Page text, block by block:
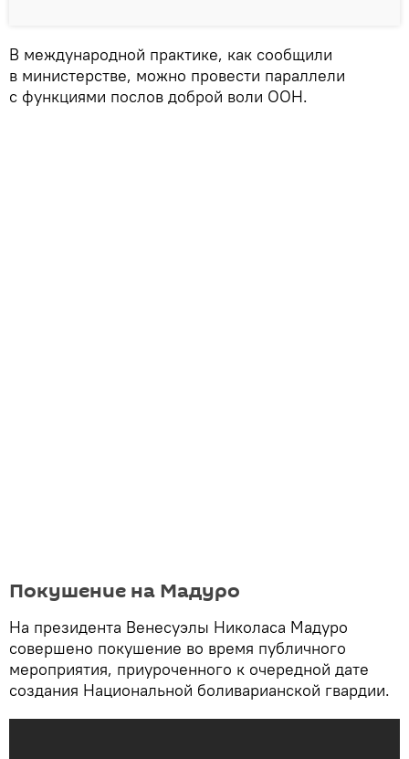
В международной практике, как сообщили
в министерстве, можно провести параллели
с функциями послов доброй воли ООН.
Покушение на Мадуро
На президента Венесуэлы Николаса Мадуро
совершено покушение во время публичного
мероприятия, приуроченного к очередной дате
создания Национальной боливарианской гвардии.